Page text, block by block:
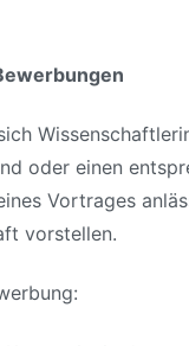
oder einen
Vortrages
vorstellen.